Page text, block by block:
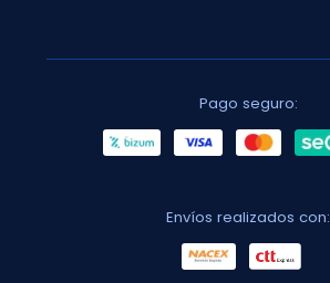
Pago seguro:
Envíos realizados con: